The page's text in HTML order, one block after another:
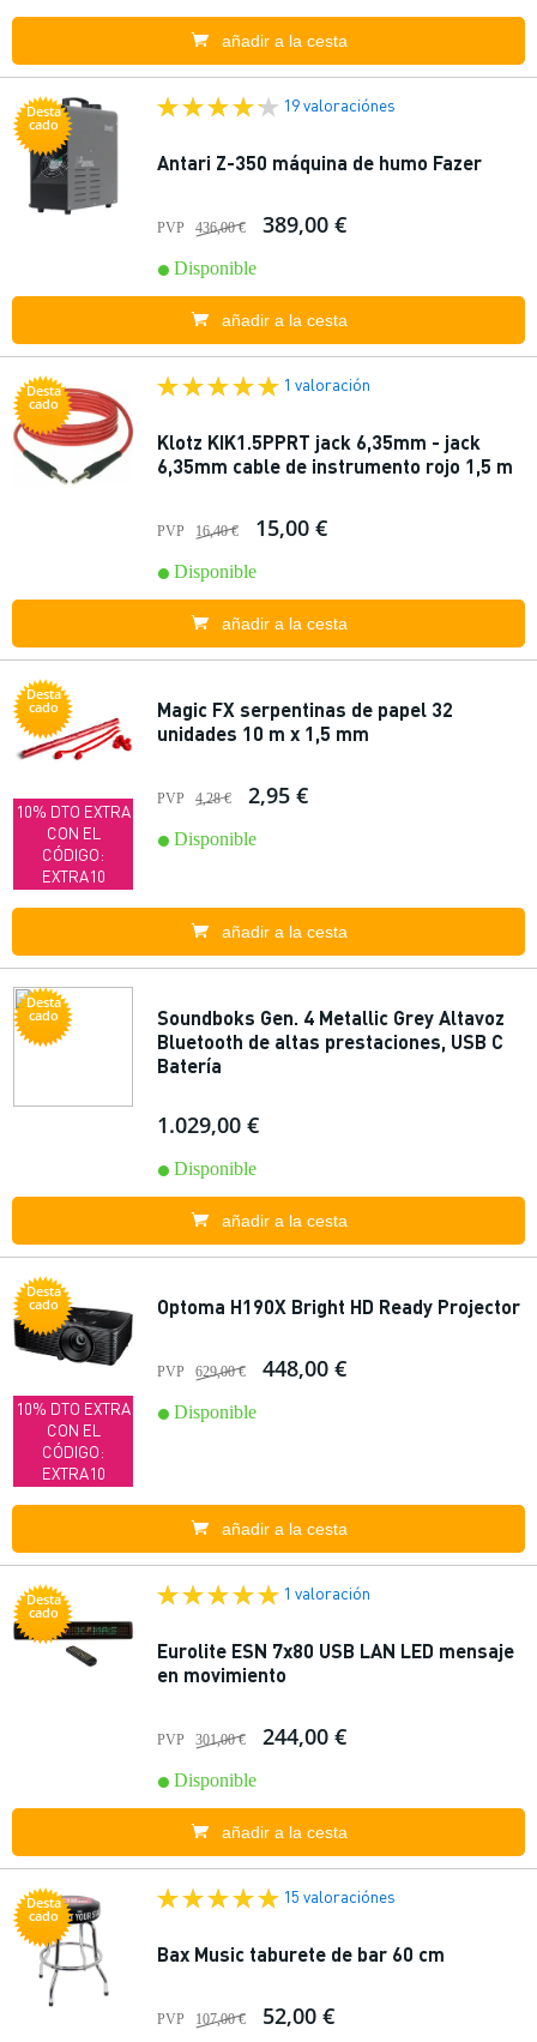
añadir a la cesta
Desta
cado
19 valoraciónes
Antari Z-350 máquina de humo Fazer
PVP 436,00 € 389,00 €
Disponible
añadir a la cesta
Desta
cado
1 valoración
Klotz KIK1.5PPRT jack 6,35mm - jack
6,35mm cable de instrumento rojo 1,5 m
PVP 16,40 € 15,00 €
Disponible
añadir a la cesta
Desta
cado
10% DTO EXTRA
CON EL
CÓDIGO:
EXTRA10
Magic FX serpentinas de papel 32
unidades 10 m x 1,5 mm
PVP 4,28 € 2,95 €
Disponible
añadir a la cesta
Desta
cado
Soundboks Gen. 4 Metallic Grey Altavoz
Bluetooth de altas prestaciones, USB C
Batería
1.029,00 €
Disponible
añadir a la cesta
Desta
cado
10% DTO EXTRA
CON EL
CÓDIGO:
EXTRA10
Optoma H190X Bright HD Ready Projector
PVP 629,00 € 448,00 €
Disponible
añadir a la cesta
Desta
cado
1 valoración
Eurolite ESN 7x80 USB LAN LED mensaje
en movimiento
PVP 301,00 € 244,00 €
Disponible
añadir a la cesta
Desta
cado
15 valoraciónes
Bax Music taburete de bar 60 cm
PVP 107,00 € 52,00 €